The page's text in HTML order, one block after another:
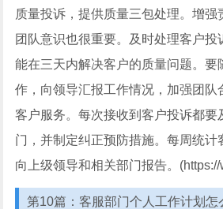
质量投诉，提供质量三包处理。增强
团队意识也很重要。及时处理客户投
能在三天内解决客户的质量问题。要
作，向领导汇报工作情况，加强团队
客户服务。每次接收到客户投诉都要
门，并制定纠正预防措施。每周统计
向上级领导和相关部门报告。
第10篇：客服部门个人工作计划怎